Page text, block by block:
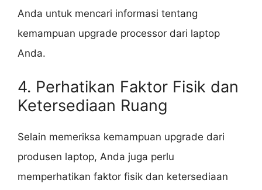
Anda untuk mencari informasi tentang
kemampuan upgrade processor dari laptop
Anda.
4. Perhatikan Faktor Fisik dan
Ketersediaan Ruang
Selain memeriksa kemampuan upgrade dari
produsen laptop, Anda juga perlu
memperhatikan faktor fisik dan ketersediaan